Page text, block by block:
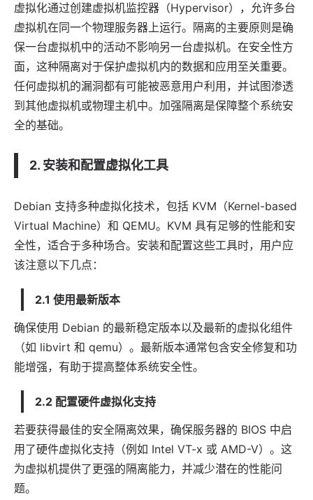
虚拟化通过创建虚拟机监控器（Hypervisor），允许多台
虚拟机在同一个物理服务器上运行。隔离的主要原则是确
保一台虚拟机中的活动不影响另一台虚拟机。在安全性方
面，这种隔离对于保护虚拟机内的数据和应用至关重要。
任何虚拟机的漏洞都有可能被恶意用户利用，并试图渗透
到其他虚拟机或物理主机中。加强隔离是保障整个系统安
全的基础。
2. 安装和配置虚拟化工具
Debian 支持多种虚拟化技术，包括 KVM（Kernel-based
Virtual Machine）和 QEMU。KVM 具有足够的性能和安
全性，适合于多种场合。安装和配置这些工具时，用户应
该注意以下几点：
2.1 使用最新版本
确保使用 Debian 的最新稳定版本以及最新的虚拟化组件
（如 libvirt 和 qemu）。最新版本通常包含安全修复和功
能增强，有助于提高整体系统安全性。
2.2 配置硬件虚拟化支持
若要获得最佳的安全隔离效果，确保服务器的 BIOS 中启
用了硬件虚拟化支持（例如 Intel VT-x 或 AMD-V）。这
为虚拟机提供了更强的隔离能力，并减少潜在的性能问
题。